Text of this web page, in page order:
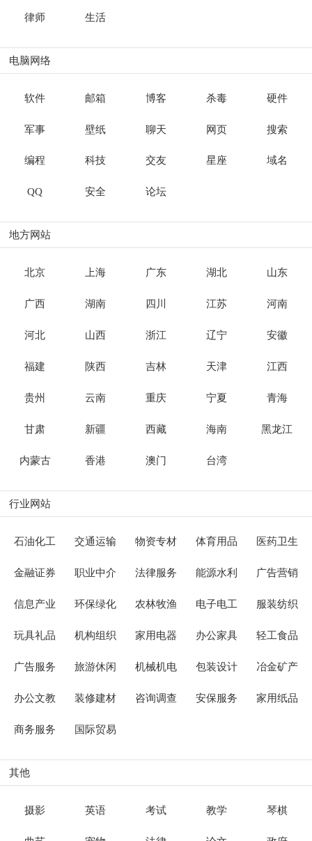
律师 生活
电脑网络
软件 邮箱 博客 杀毒 硬件
军事 壁纸 聊天 网页 搜索
编程 科技 交友 星座 域名
QQ 安全 论坛
地方网站
北京 上海 广东 湖北 山东
广西 湖南 四川 江苏 河南
河北 山西 浙江 辽宁 安徽
福建 陕西 吉林 天津 江西
贵州 云南 重庆 宁夏 青海
甘肃 新疆 西藏 海南 黑龙江
内蒙古 香港 澳门 台湾
行业网站
石油化工 交通运输 物资专材 体育用品 医药卫生
金融证券 职业中介 法律服务 能源水利 广告营销
信息产业 环保绿化 农林牧渔 电子电工 服装纺织
玩具礼品 机构组织 家用电器 办公家具 轻工食品
广告服务 旅游休闲 机械机电 包装设计 冶金矿产
办公文教 装修建材 咨询调查 安保服务 家用纸品
商务服务 国际贸易
其他
摄影 英语 考试 教学 琴棋